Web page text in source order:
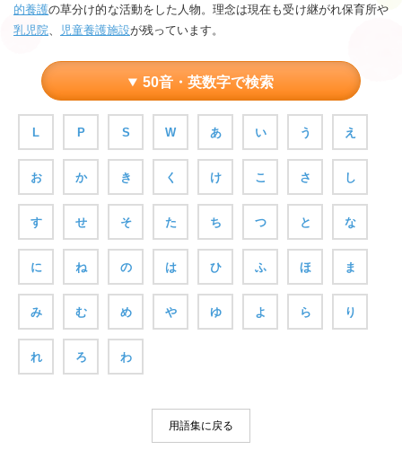
的養護の草分け的な活動をした人物。理念は現在も受け継がれ保育所や
乳児院、 児童養護施設が残っています。
50音・英数字で検索
L P S W あ い う え
お か き く け こ さ し
す せ そ た ち つ と な
に ね の は ひ ふ ほ ま
み む め や ゆ よ ら り
れ ろ わ
用語集に戻る